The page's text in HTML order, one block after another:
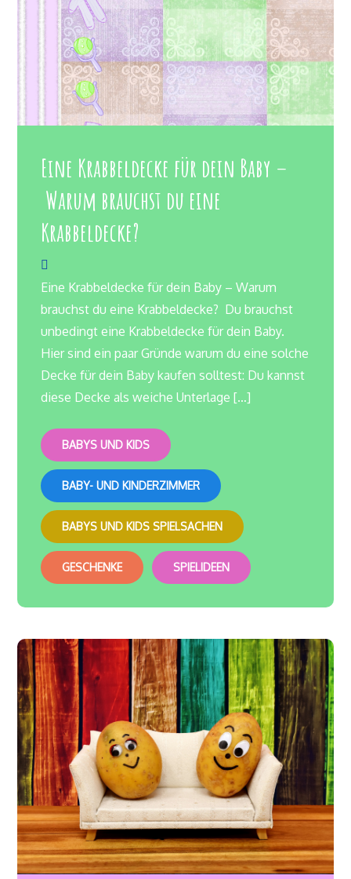
Eine Krabbeldecke für dein Baby –
Warum brauchst du eine
Krabbeldecke?
Eine Krabbeldecke für dein Baby – Warum
brauchst du eine Krabbeldecke? Du brauchst
unbedingt eine Krabbeldecke für dein Baby.
Hier sind ein paar Gründe warum du eine solche
Decke für dein Baby kaufen solltest: Du kannst
diese Decke als weiche Unterlage […]
BABYS UND KIDS
BABY- UND KINDERZIMMER
BABYS UND KIDS SPIELSACHEN
GESCHENKE SPIELIDEEN